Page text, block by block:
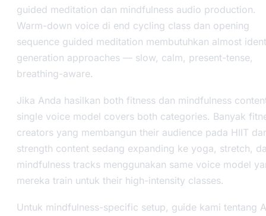
guided meditation dan mindfulness audio production.
Warm-down voice di end cycling class dan opening
sequence guided meditation membutuhkan almost
generation approaches — slow, calm, present-tense,
breathing-aware.
Jika Anda hasilkan both fitness dan mindfulness
single voice model covers both categories. Banyak
creators yang membangun their audience pada HIIT
strength content sedang expanding ke yoga, stretch,
mindfulness tracks menggunakan same voice model
mereka train untuk their high-intensity classes.
Untuk mindfulness-specific setup, guide kami tentang